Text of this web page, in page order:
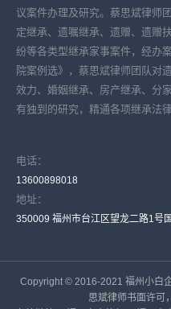
议案件办理及研究。蔡思斌律师
定继承、遗嘱继承、遗赠、遗赠
纷等各类型继承家事案件，经办
院案例选》，蔡思斌律师团队对
效力、婚姻继承、房产继承、分
有独到的研究，精通各项继承法律
电话：
13600898018
地址：
350009 福州市台江区望龙二路1号
Copyright © 2016-2021 福州小白
思斌律师书面许可